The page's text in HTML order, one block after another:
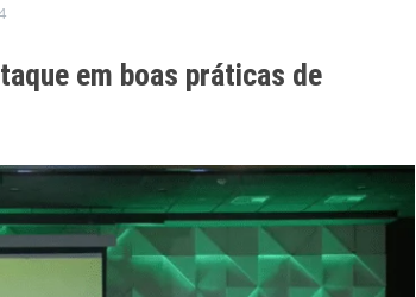
em boas práticas de